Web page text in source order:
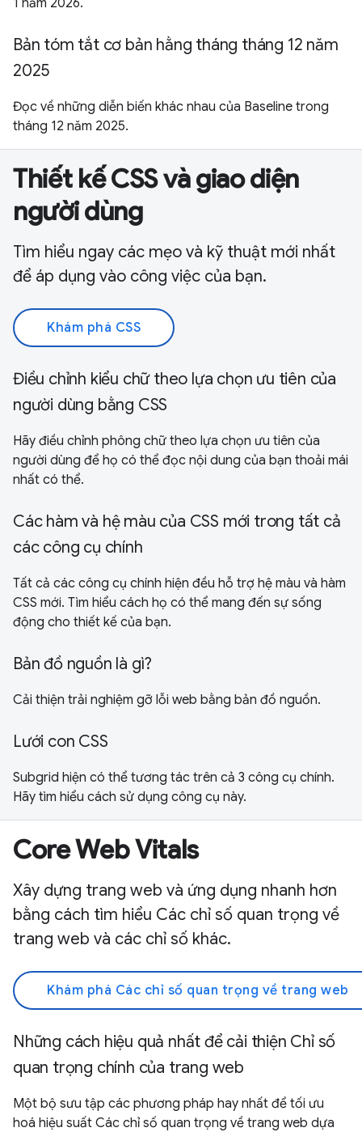
Bản tóm tắt cơ bản hằng tháng tháng 12 năm
2025
Đọc về những diễn biến khác nhau của Baseline trong
tháng 12 năm 2025.
Thiết kế CSS và giao diện
người dùng
Tìm hiểu ngay các mẹo và kỹ thuật mới nhất
để áp dụng vào công việc của bạn.
Khám phá CSS
Điều chỉnh kiểu chữ theo lựa chọn ưu tiên của
người dùng bằng CSS
Hãy điều chỉnh phông chữ theo lựa chọn ưu tiên của
người dùng để họ có thể đọc nội dung của bạn thoải mái
nhất có thể.
Các hàm và hệ màu của CSS mới trong tất cả
các công cụ chính
Tất cả các công cụ chính hiện đều hỗ trợ hệ màu và hàm
CSS mới. Tìm hiểu cách họ có thể mang đến sự sống
động cho thiết kế của bạn.
Bản đồ nguồn là gì?
Cải thiện trải nghiệm gỡ lỗi web bằng bản đồ nguồn.
Lưới con CSS
Subgrid hiện có thể tương tác trên cả 3 công cụ chính.
Hãy tìm hiểu cách sử dụng công cụ này.
Core Web Vitals
Xây dựng trang web và ứng dụng nhanh hơn
bằng cách tìm hiểu Các chỉ số quan trọng về
trang web và các chỉ số khác.
Khám phá Các chỉ số quan trọng về trang web
Những cách hiệu quả nhất để cải thiện Chỉ số
quan trọng chính của trang web
Một bộ sưu tập các phương pháp hay nhất để tối ưu
hoá hiệu suất Các chỉ số quan trọng về trang web dựa